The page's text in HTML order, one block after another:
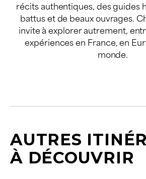
récits authentiques, des guides
battus et de beaux ouvrages.
invite à explorer autrement,
expériences en France, en
monde.
AUTRES
À DÉCOUVRIR